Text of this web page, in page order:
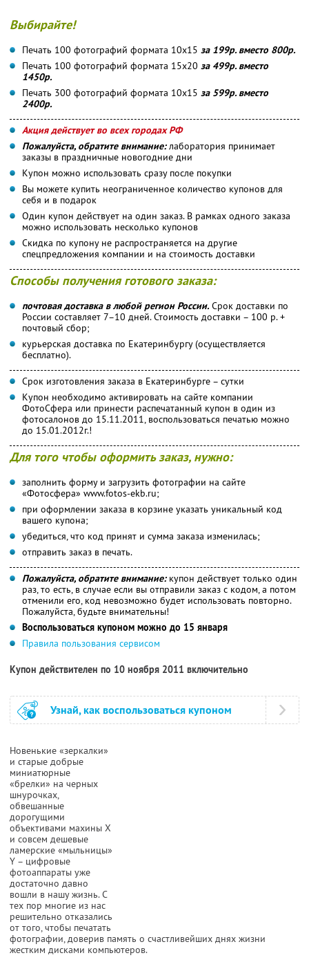
Выбирайте!
Печать 100 фотографий формата 10x15 за 199р. вместо 800р.
Печать 100 фотографий формата 15x20 за 499р. вместо
1450р.
Печать 300 фотографий формата 10x15 за 599р. вместо
2400р.
Акция действует во всех городах РФ
Пожалуйста, обратите внимание:лаборатория принимает
заказы в праздничные новогодние дни
Купон можно использовать сразу после покупки
Вы можете купить неограниченное количество купонов для
себя и в подарок
Один купон действует на один заказ. В рамках одного заказа
можно использовать несколько купонов
Скидка по купону не распространяется на другие
спецпредложения компании и на стоимость доставки
Способы получения готового заказа:
почтовая доставка в любой регион России. Срок доставки по
России составляет 7–10 дней. Стоимость доставки – 100 р. +
почтовый сбор;
курьерская доставка по Екатеринбургу (осуществляется
бесплатно).
Срок изготовления заказа в Екатеринбурге – сутки
Купон необходимо активировать на сайте компании
ФотоСфера или принести распечатанный купон в один из
фотосалонов до 15.11.2011, воспользоваться печатью можно
до 15.01.2012г.!
Для того чтобы оформить заказ, нужно:
заполнить форму и загрузить фотографии на сайте
«Фотосфера» www.fotos-ekb.ru;
при оформлении заказа в корзине указать уникальный код
вашего купона;
убедиться, что код принят и сумма заказа изменилась;
отправить заказ в печать.
Пожалуйста, обратите внимание:купон действует только один
раз, то есть, в случае если вы отправили заказ с кодом, а потом
отменили его, код невозможно будет использовать повторно.
Пожалуйста, будьте внимательны!
Воспользоваться купоном можно до 15 января
Правила пользования сервисом
Купон действителен по 10 ноября 2011 включительно
Узнай, как воспользоваться купоном
Новенькие «зеркалки»
и старые добрые
миниатюрные
«брелки» на черных
шнурочках,
обвешанные
дорогущими
объективами махины X
и совсем дешевые
ламерские «мыльницы»
Y – цифровые
фотоаппараты уже
достаточно давно
вошли в нашу жизнь. С
тех пор многие из нас
решительно отказались
от того, чтобы печатать
фотографии, доверив память о счастливейших днях жизни
жестким дисками компьютеров.